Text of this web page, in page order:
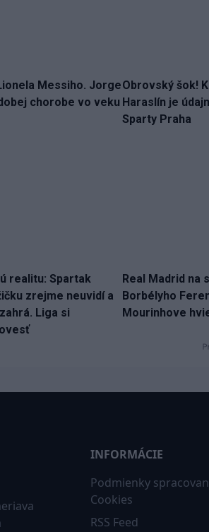
Messiho. Jorge
chorobe vo veku
Obrovský šok!
Haraslín je
Sparty Praha
realitu: Spartak
zrejme neuvidí a
Liga si
Real Madrid na
Borbélyho
Mourinhove
INFORMÁCIE
Podmienky
Cookies
RSS Feed